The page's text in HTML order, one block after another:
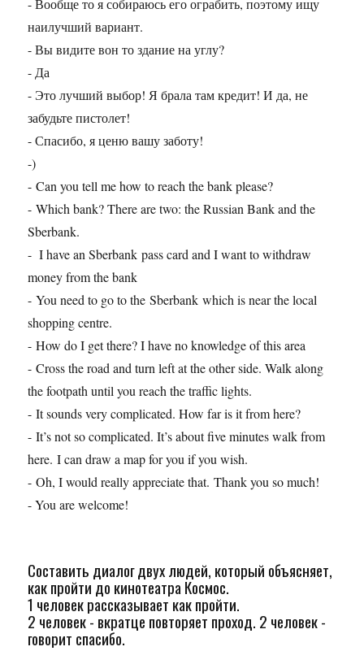
- Вообще то я собираюсь его ограбить, поэтому ищу
наилучший вариант.
- Вы видите вон то здание на углу?
- Да
- Это лучший выбор! Я брала там кредит! И да, не
забудьте пистолет!
- Спасибо, я ценю вашу заботу!
-)
- Can you tell me how to reach the bank please?
- Which bank? There are two: the Russian Bank and the
Sberbank.
- I have an Sberbank pass card and I want to withdraw
money from the bank
- You need to go to the Sberbank which is near the local
shopping centre.
- How do I get there? I have no knowledge of this area
- Cross the road and turn left at the other side. Walk along
the footpath until you reach the traffic lights.
- It sounds very complicated. How far is it from here?
- It’s not so complicated. It’s about five minutes walk from
here. I can draw a map for you if you wish.
- Oh, I would really appreciate that. Thank you so much!
- You are welcome!
Составить диалог двух людей, который объясняет,
как пройти до кинотеатра Космос.
1 человек рассказывает как пройти.
2 человек - вкратце повторяет проход. 2 человек -
говорит спасибо.